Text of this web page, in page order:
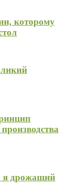
которому
я дрожащий